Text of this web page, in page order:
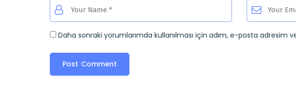
Daha sonraki yorumlarımda kullanılması için adım, e-posta adresim